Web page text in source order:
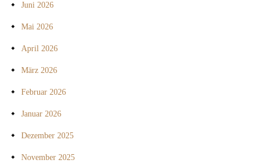
Juni 2026
Mai 2026
April 2026
März 2026
Februar 2026
Januar 2026
Dezember 2025
November 2025